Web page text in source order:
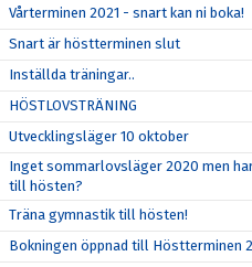
Vårterminen 2021 - snart kan ni boka!
Snart är höstterminen slut
Inställda träningar..
HÖSTLOVSTRÄNING
Utvecklingsläger 10 oktober
Inget sommarlovsläger 2020 men
till hösten?
Träna gymnastik till hösten!
Bokningen öppnad till Höstterminen